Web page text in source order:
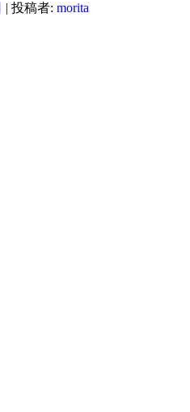
| 投稿者: morita